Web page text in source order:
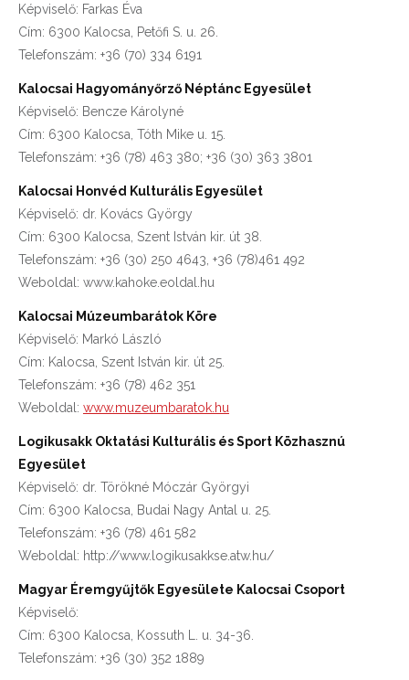
Képviselő: Farkas Éva
Cím: 6300 Kalocsa, Petőfi S. u. 26.
Telefonszám: +36 (70) 334 6191
Kalocsai Hagyományőrző Néptánc Egyesület
Képviselő: Bencze Károlyné
Cím: 6300 Kalocsa, Tóth Mike u. 15.
Telefonszám: +36 (78) 463 380; +36 (30) 363 3801
Kalocsai Honvéd Kulturális Egyesület
Képviselő: dr. Kovács György
Cím: 6300 Kalocsa, Szent István kir. út 38.
Telefonszám: +36 (30) 250 4643, +36 (78)461 492
Weboldal: www.kahoke.eoldal.hu
Kalocsai Múzeumbarátok Köre
Képviselő: Markó László
Cím: Kalocsa, Szent István kir. út 25.
Telefonszám: +36 (78) 462 351
Weboldal: www.muzeumbaratok.hu
Logikusakk Oktatási Kulturális és Sport Közhasznú
Egyesület
Képviselő: dr. Törökné Móczár Györgyi
Cím: 6300 Kalocsa, Budai Nagy Antal u. 25.
Telefonszám: +36 (78) 461 582
Weboldal: http://www.logikusakkse.atw.hu/
Magyar Éremgyűjtők Egyesülete Kalocsai Csoport
Képviselő:
Cím: 6300 Kalocsa, Kossuth L. u. 34-36.
Telefonszám: +36 (30) 352 1889